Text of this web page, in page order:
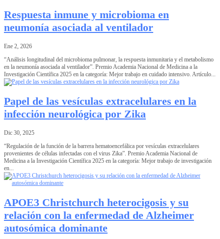
Respuesta inmune y microbioma en
neumonía asociada al ventilador
Ene 2, 2026
“Análisis longitudinal del microbioma pulmonar, la respuesta inmunitaria y el metabolismo
en la neumonía asociada al ventilador”. Premio Academia Nacional de Medicina a la
Investigación Científica 2025 en la categoría: Mejor trabajo en cuidado intensivo. Artículo...
Papel de las vesículas extracelulares en la
infección neurológica por Zika
Dic 30, 2025
“Regulación de la función de la barrera hematoencefálica por vesículas extracelulares
provenientes de células infectadas con el virus Zika”. Premio Academia Nacional de
Medicina a la Investigación Científica 2025 en la categoría: Mejor trabajo de investigación
en...
APOE3 Christchurch heterocigosis y su
relación con la enfermedad de Alzheimer
autosómica dominante